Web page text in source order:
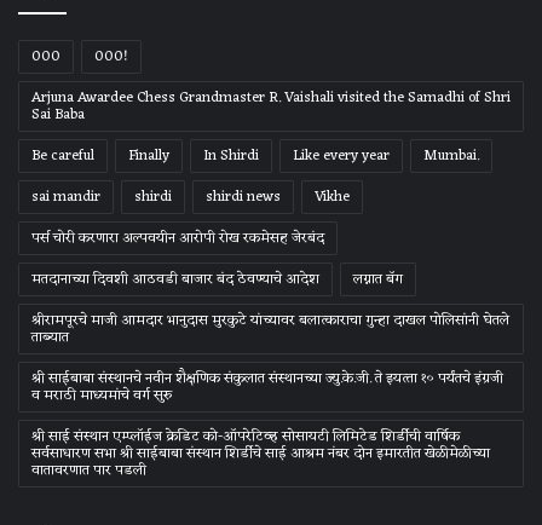
000
000!
Arjuna Awardee Chess Grandmaster R. Vaishali visited the Samadhi of Shri
Sai Baba
Be careful
Finally In Shirdi Like every year
Mumbai.
sai mandir
shirdi shirdi news
Vikhe
पर्स चोरी करणारा अल्पवयीन आरोपी रोख रकमेसह जेरबंद
मतदानाच्या दिवशी आठवडी बाजार बंद ठेवण्याचे आदेश
लग्नात बॅग
श्रीरामपूरचे माजी आमदार भानुदास मुरकुटे यांच्यावर बलात्काराचा गुन्हा दाखल पोलिसांनी घेतले
ताब्यात
श्री साईबाबा संस्‍थानचे नवीन शैक्षणिक संकुलात संस्‍थानच्‍या ज्‍यु.के.जी. ते इयत्‍ता १० पर्यंतचे इंग्रजी
व मराठी माध्‍यमांचे वर्ग सुरु
श्री साई संस्थान एम्प्लॉईज क्रेडिट को-ऑपरेटिव्ह सोसायटी लिमिटेड शिर्डीची वार्षिक
सर्वसाधारण सभा श्री साईबाबा संस्थान शिर्डीचे साई आश्रम नंबर दोन इमारतीत खेळीमेळीच्या
वातावरणात पार पडली